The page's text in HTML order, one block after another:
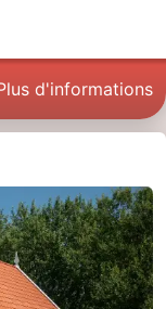
d'informations